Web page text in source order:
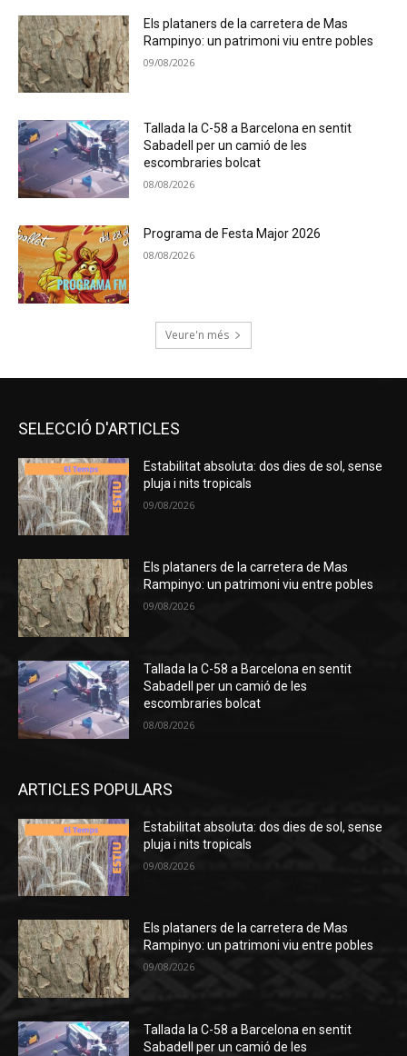
Els plataners de la carretera de Mas
Rampinyo: un patrimoni viu entre pobles
09/08/2026
Tallada la C-58 a Barcelona en sentit
Sabadell per un camió de les
escombraries bolcat
08/08/2026
Programa de Festa Major 2026
08/08/2026
Veure'n més
SELECCIÓ D'ARTICLES
Estabilitat absoluta: dos dies de sol, sense
pluja i nits tropicals
09/08/2026
Els plataners de la carretera de Mas
Rampinyo: un patrimoni viu entre pobles
09/08/2026
Tallada la C-58 a Barcelona en sentit
Sabadell per un camió de les
escombraries bolcat
08/08/2026
ARTICLES POPULARS
Estabilitat absoluta: dos dies de sol, sense
pluja i nits tropicals
09/08/2026
Els plataners de la carretera de Mas
Rampinyo: un patrimoni viu entre pobles
09/08/2026
Tallada la C-58 a Barcelona en sentit
Sabadell per un camió de les